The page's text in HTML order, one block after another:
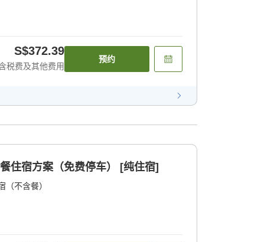
S$372.39
税费及其他费用
预约
住宿方案（免费停车） [纯住宿]
（不含餐）